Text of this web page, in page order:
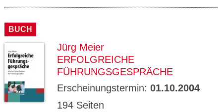
BUCH
Jürg Meier
ERFOLGREICHE
FÜHRUNGSGESPRÄCHE
Erscheinungstermin: 01.10.2004
194 Seiten